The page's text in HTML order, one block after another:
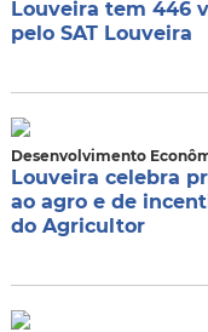
Louveira tem 446
pelo SAT Louveira
Desenvolvimento
Louveira celebra
ao agro e de
do Agricultor